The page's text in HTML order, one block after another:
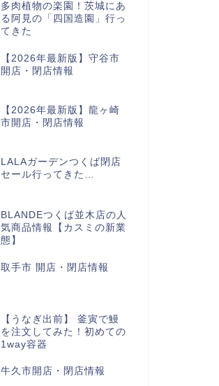
多肉植物の楽園！茨城にあ
る阿見の「四国造園」行っ
てきた
【2026年最新版】守谷市
開店・閉店情報
【2026年最新版】龍ヶ崎
市開店・閉店情報
LALAガーデンつくば閉店
セール行ってきた…
BLANDEつくば並木店の人
気商品情報【カスミの新業
態】
取手市 開店・閉店情報
【うなぎ出前】 釜寅で鰻
を注文してみた！初めての
1way容器
牛久市開店・閉店情報